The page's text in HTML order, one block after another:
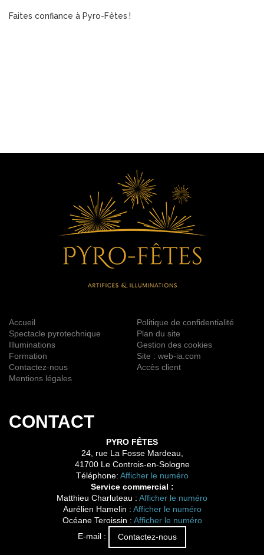
Faites confiance à Pyro-Fêtes !
Accueil
Spectacle pyrotechnique
Illuminations
Formation
Contactez-nous
Mentions légales
Politique de confidentialité
Plan du site
Gestion des cookies
Site : web-ia.com
Accès client
CONTACT
PYRO FÊTES
24, rue La Fosse Mardeau,
41700 Le Controis-en-Sologne
Téléphone: Afficher le numéro
Service commercial :
Matthieu Charluteau : Afficher le numéro
Aurélien Hamelin : Afficher le numéro
Océane Teroissin : Afficher le numéro
E-mail :
Contactez-nous